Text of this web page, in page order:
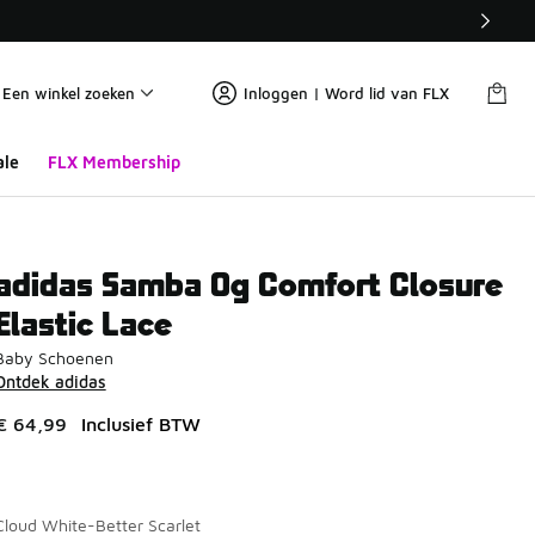
Een winkel zoeken Inloggen | Word lid van FLX
FLX Membership
Samba Og Comfort Closure
Lace
Schoenen
adidas
64,99 Inclusief BTW
White-Better Scarlet